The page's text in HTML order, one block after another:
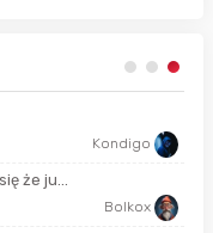
Kondigo
że ju...
Bolkox